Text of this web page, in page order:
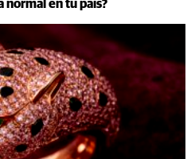
normal en tu país?